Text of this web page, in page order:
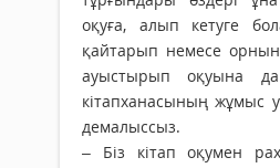
оқуға, алып кетуге
қайтарып немесе
ауыстырып оқуына
кітапханасының жұмыс
демалыссыз.
– Біз кітап оқумен